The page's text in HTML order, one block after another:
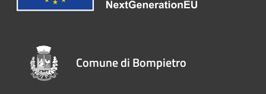
Comune di Bompietro